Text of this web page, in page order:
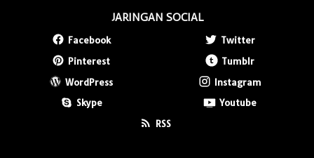
JARINGAN SOCIAL
Facebook
Twitter
Pinterest
Tumblr
WordPress
Instagram
Skype
Youtube
RSS